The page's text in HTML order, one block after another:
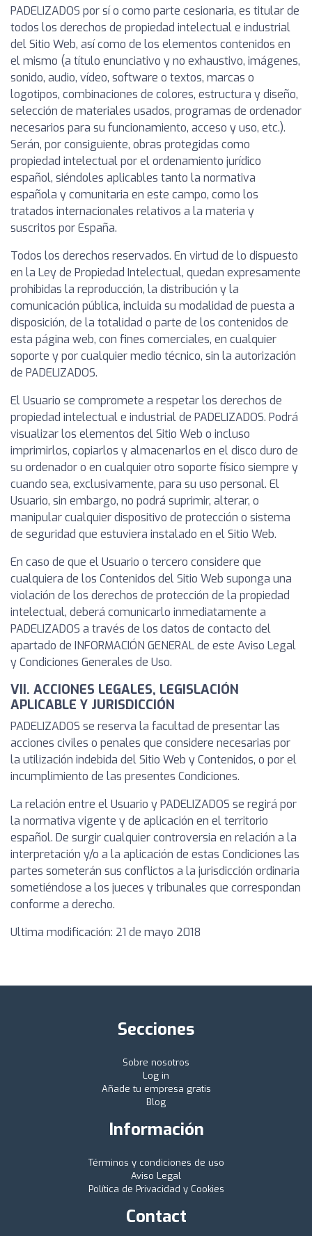
PADELIZADOS por sí o como parte cesionaria, es titular de
todos los derechos de propiedad intelectual e industrial
del Sitio Web, así como de los elementos contenidos en
el mismo (a título enunciativo y no exhaustivo, imágenes,
sonido, audio, vídeo, software o textos, marcas o
logotipos, combinaciones de colores, estructura y diseño,
selección de materiales usados, programas de ordenador
necesarios para su funcionamiento, acceso y uso, etc.).
Serán, por consiguiente, obras protegidas como
propiedad intelectual por el ordenamiento jurídico
español, siéndoles aplicables tanto la normativa
española y comunitaria en este campo, como los
tratados internacionales relativos a la materia y
suscritos por España.
Todos los derechos reservados. En virtud de lo dispuesto
en la Ley de Propiedad Intelectual, quedan expresamente
prohibidas la reproducción, la distribución y la
comunicación pública, incluida su modalidad de puesta a
disposición, de la totalidad o parte de los contenidos de
esta página web, con fines comerciales, en cualquier
soporte y por cualquier medio técnico, sin la autorización
de PADELIZADOS.
El Usuario se compromete a respetar los derechos de
propiedad intelectual e industrial de PADELIZADOS. Podrá
visualizar los elementos del Sitio Web o incluso
imprimirlos, copiarlos y almacenarlos en el disco duro de
su ordenador o en cualquier otro soporte físico siempre y
cuando sea, exclusivamente, para su uso personal. El
Usuario, sin embargo, no podrá suprimir, alterar, o
manipular cualquier dispositivo de protección o sistema
de seguridad que estuviera instalado en el Sitio Web.
En caso de que el Usuario o tercero considere que
cualquiera de los Contenidos del Sitio Web suponga una
violación de los derechos de protección de la propiedad
intelectual, deberá comunicarlo inmediatamente a
PADELIZADOS a través de los datos de contacto del
apartado de INFORMACIÓN GENERAL de este Aviso Legal
y Condiciones Generales de Uso.
VII. ACCIONES LEGALES, LEGISLACIÓN
APLICABLE Y JURISDICCIÓN
PADELIZADOS se reserva la facultad de presentar las
acciones civiles o penales que considere necesarias por
la utilización indebida del Sitio Web y Contenidos, o por el
incumplimiento de las presentes Condiciones.
La relación entre el Usuario y PADELIZADOS se regirá por
la normativa vigente y de aplicación en el territorio
español. De surgir cualquier controversia en relación a la
interpretación y/o a la aplicación de estas Condiciones las
partes someterán sus conflictos a la jurisdicción ordinaria
sometiéndose a los jueces y tribunales que correspondan
conforme a derecho.
Ultima modificación: 21 de mayo 2018
Secciones
Sobre nosotros
Log in
Añade tu empresa gratis
Blog
Información
Términos y condiciones de uso
Aviso Legal
Política de Privacidad y Cookies
Contact